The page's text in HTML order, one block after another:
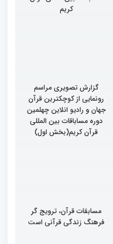
رئیس سازمان اوقاف و امور
خیریه از غرفه های
گزارش تصویری مراسم
رونمایی از کوچکترین قرآن